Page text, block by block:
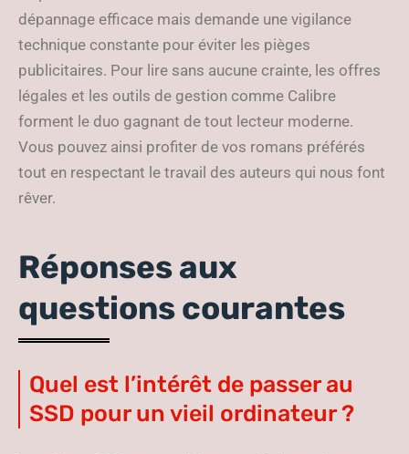
dépannage efficace mais demande une vigilance
technique constante pour éviter les pièges
publicitaires. Pour lire sans aucune crainte, les offres
légales et les outils de gestion comme Calibre
forment le duo gagnant de tout lecteur moderne.
Vous pouvez ainsi profiter de vos romans préférés
tout en respectant le travail des auteurs qui nous font
rêver.
Réponses aux
questions courantes
Quel est l’intérêt de passer au
SSD pour un vieil ordinateur ?